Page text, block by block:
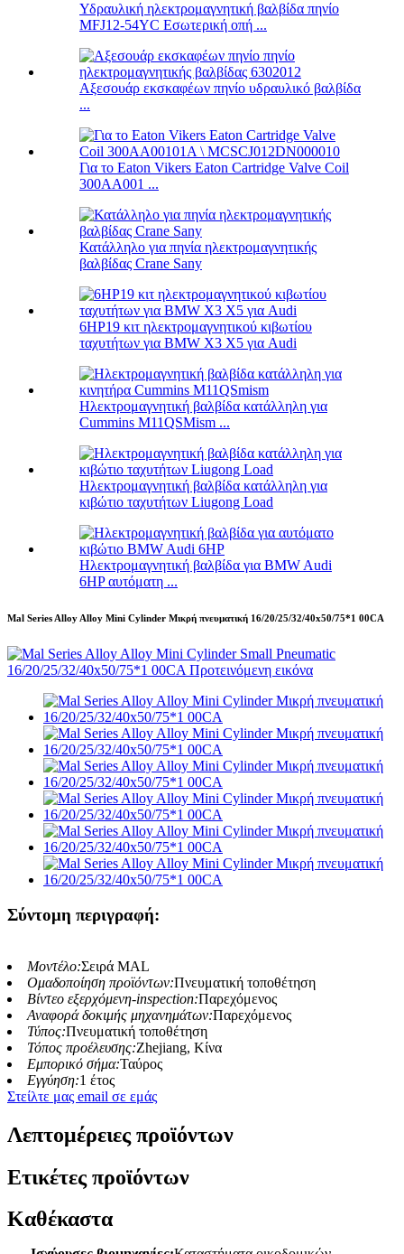
Υδραυλική ηλεκτρομαγνητική βαλβίδα πηνίο
MFJ12-54YC Εσωτερική οπή ...
Αξεσουάρ εκσκαφέων πηνίο υδραυλικό βαλβίδα
...
Για το Eaton Vikers Eaton Cartridge Valve Coil
300AA001 ...
Κατάλληλο για πηνία ηλεκτρομαγνητικής
βαλβίδας Crane Sany
6HP19 κιτ ηλεκτρομαγνητικού κιβωτίου
ταχυτήτων για BMW X3 X5 για Audi
Ηλεκτρομαγνητική βαλβίδα κατάλληλη για
Cummins M11QSMism ...
Ηλεκτρομαγνητική βαλβίδα κατάλληλη για
κιβώτιο ταχυτήτων Liugong Load
Ηλεκτρομαγνητική βαλβίδα για BMW Audi
6HP αυτόματη ...
Mal Series Alloy Alloy Mini Cylinder Μικρή πνευματική 16/20/25/32/40x50/75*1 00CA
Σύντομη περιγραφή:
Μοντέλο:Σειρά MAL
Ομαδοποίηση προϊόντων:Πνευματική τοποθέτηση
Βίντεο εξερχόμενη-inspection:Παρεχόμενος
Αναφορά δοκιμής μηχανημάτων:Παρεχόμενος
Τύπος:Πνευματική τοποθέτηση
Τόπος προέλευσης:Zhejiang, Κίνα
Εμπορικό σήμα:Ταύρος
Εγγύηση:1 έτος
Στείλτε μας email σε εμάς
Λεπτομέρειες προϊόντων
Ετικέτες προϊόντων
Καθέκαστα